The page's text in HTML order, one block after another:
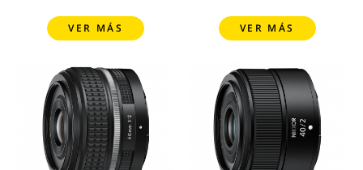
VER MÁS VER MÁS